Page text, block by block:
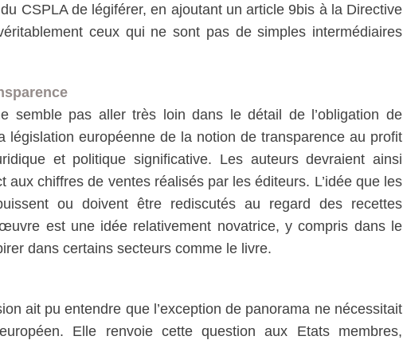
CSPLA de légiférer, en ajoutant un article 9bis à la Directive
ceux qui ne sont pas de simples intermédiaires
semble pas aller très loin dans le détail de l’obligation de
législation européenne de la notion de transparence au profit
et politique significative. Les auteurs devraient ainsi
aux chiffres de ventes réalisés par les éditeurs. L’idée que les
ou doivent être rediscutés au regard des recettes
œuvre est une idée relativement novatrice, y compris dans le
dans certains secteurs comme le livre.
ait pu entendre que l’exception de panorama ne nécessitait
Elle renvoie cette question aux Etats membres,